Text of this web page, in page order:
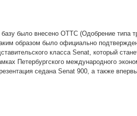
было внесено OTTC (Одобрение типа
образом было официально
класса Senat, который
Петербургского международного
седана Senat 900, а также